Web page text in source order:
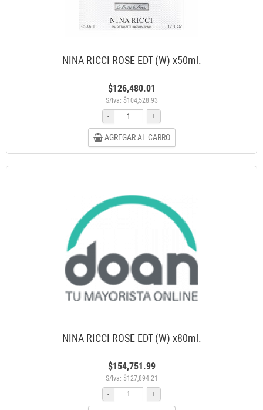
NINA RICCI ROSE EDT (W) x50ml.
$126,480.01
S/Iva: $104,528.93
-
+
AGREGAR AL CARRO
NINA RICCI ROSE EDT (W) x80ml.
$154,751.99
S/Iva: $127,894.21
-
+